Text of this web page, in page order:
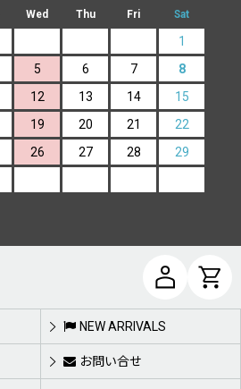
Wed Thu Fri Sat
1
5 6 7
8
12 13 14
15
19 20 21
22
26 27 28
29
NEW ARRIVALS
お問い合せ